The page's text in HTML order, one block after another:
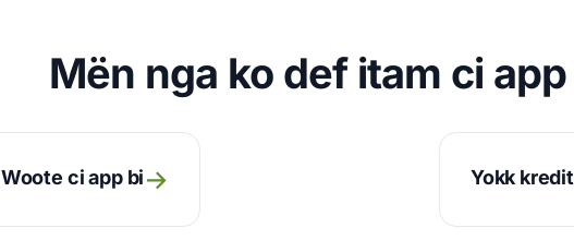
Mën nga ko def itam ci
Woote ci app bi→ Yokk